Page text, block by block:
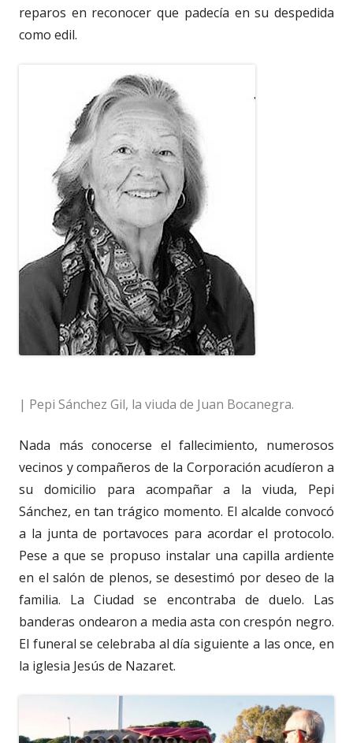
reparos en reconocer que padecía en su despedida
como edil.
| Pepi Sánchez Gil, la viuda de Juan Bocanegra.
Nada más conocerse el fallecimiento, numerosos
vecinos y compañeros de la Corporación acudíeron a
su domicilio para acompañar a la viuda, Pepi
Sánchez, en tan trágico momento. El alcalde convocó
a la junta de portavoces para acordar el protocolo.
Pese a que se propuso instalar una capilla ardiente
en el salón de plenos, se desestimó por deseo de la
familia. La Ciudad se encontraba de duelo. Las
banderas ondearon a media asta con crespón negro.
El funeral se celebraba al día siguiente a las once, en
la iglesia Jesús de Nazaret.